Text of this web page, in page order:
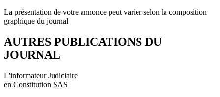
La présentation de votre annonce peut varier selon la composition
graphique du journal
AUTRES PUBLICATIONS DU
JOURNAL
L'informateur Judiciaire
en Constitution SAS